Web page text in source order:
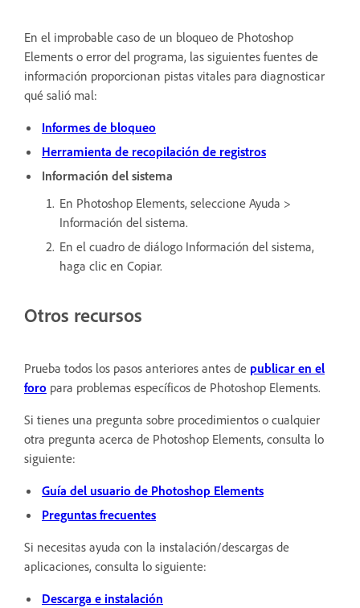
En el improbable caso de un bloqueo de Photoshop
Elements o error del programa, las siguientes fuentes de
información proporcionan pistas vitales para diagnosticar
qué salió mal:
Informes de bloqueo
Herramienta de recopilación de registros
Información del sistema
En Photoshop Elements, seleccione Ayuda >
Información del sistema.
En el cuadro de diálogo Información del sistema,
haga clic en Copiar.
Otros recursos
Prueba todos los pasos anteriores antes de publicar en el
foro para problemas específicos de Photoshop Elements.
Si tienes una pregunta sobre procedimientos o cualquier
otra pregunta acerca de Photoshop Elements, consulta lo
siguiente:
Guía del usuario de Photoshop Elements
Preguntas frecuentes
Si necesitas ayuda con la instalación/descargas de
aplicaciones, consulta lo siguiente:
Descarga e instalación